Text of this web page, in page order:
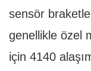
sensör
genellikle özel
için 4140